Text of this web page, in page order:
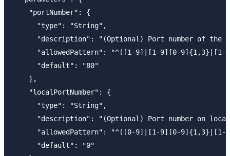
    "portNumber": {
      "type": "String",
"description": "(Optional) Port number of the
"allowedPattern": "^([1-9]|[1-9][0-
      "default": "80"
    },
    "localPortNumber": {
      "type": "String",
"description": "(Optional) Port number on
"allowedPattern": "^([0-9]|[1-9][0-
      "default": "0"